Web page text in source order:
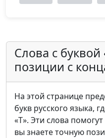
Слова с буквой
позиции с
На этой странице
букв русского языка,
«Т». Эти слова
вы знаете точную